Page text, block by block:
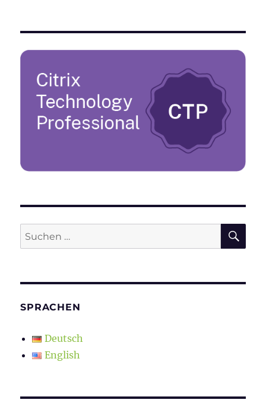
Citrix
Suchen
nach:
SPRACHEN
Deutsch
English